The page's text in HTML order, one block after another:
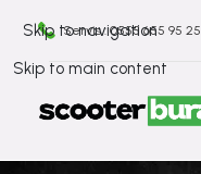
Skip to navigation
Skip to main content
Servis : 0555 655 95 25